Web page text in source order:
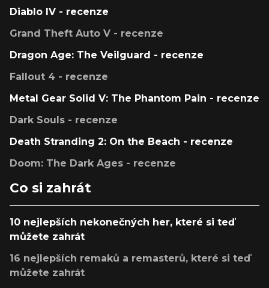
Diablo IV - recenze
Grand Theft Auto V - recenze
Dragon Age: The Veilguard - recenze
Fallout 4 - recenze
Metal Gear Solid V: The Phantom Pain - recenze
Dark Souls - recenze
Death Stranding 2: On the Beach - recenze
Doom: The Dark Ages - recenze
Co si zahrát
10 nejlepších nekonečných her, které si teď
můžete zahrát
16 nejlepších remaků a remasterů, které si teď
můžete zahrát